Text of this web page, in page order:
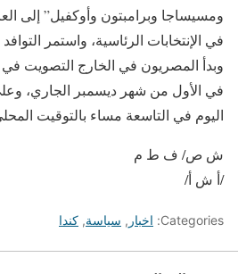
ومسيساجا وبرامبتون وأوكفيل” إلى
في الإنتخابات الرئاسية، واستمر
في الأول من شهر ديسمبر الجاري، وعلى
اليوم في التاسعة مساء بالتوقيت
ش ص/ ف ط م
/أ ش أ/
Categories: اخبار , سياسة, كندا